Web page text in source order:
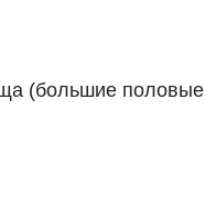
(большие половые